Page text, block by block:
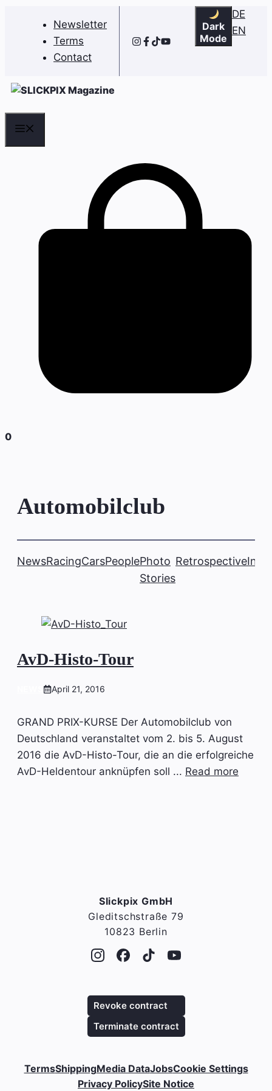
Newsletter
Terms
Contact
Dark
Mode
DE
EN
0
Automobilclub
NewsRacingCarsPeoplePhoto
Stories
Retrospective
AvD-Histo-Tour
April 21, 2016
GRAND PRIX-KURSE Der Automobilclub von
Deutschland veranstaltet vom 2. bis 5. August
2016 die AvD-Histo-Tour, die an die erfolgreiche
AvD-Heldentour anknüpfen soll ... Read more
Slickpix GmbH
Gleditschstraße 79
10823 Berlin
TermsShippingMedia DataJobsCookie Settings
Privacy PolicySite Notice
Revoke contract
Terminate contract